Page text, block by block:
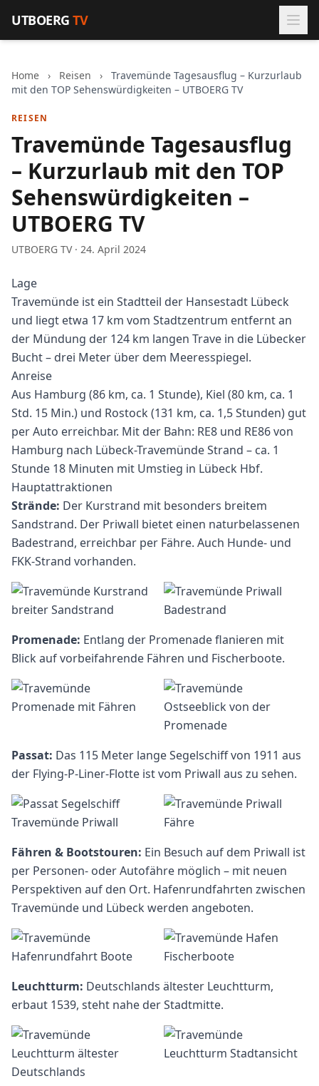
UTBOERGTV
Home › Reisen ›
Travemünde Tagesausflug – Kurzurlaub
mit den TOP Sehenswürdigkeiten – UTBOERG TV
REISEN
Travemünde Tagesausflug
– Kurzurlaub mit den TOP
Sehenswürdigkeiten –
UTBOERG TV
UTBOERG TV · 24. April 2024
Lage
Travemünde ist ein Stadtteil der Hansestadt Lübeck
und liegt etwa 17 km vom Stadtzentrum entfernt an
der Mündung der 124 km langen Trave in die Lübecker
Bucht – drei Meter über dem Meeresspiegel.
Anreise
Aus Hamburg (86 km, ca. 1 Stunde), Kiel (80 km, ca. 1
Std. 15 Min.) und Rostock (131 km, ca. 1,5 Stunden) gut
per Auto erreichbar. Mit der Bahn: RE8 und RE86 von
Hamburg nach Lübeck-Travemünde Strand – ca. 1
Stunde 18 Minuten mit Umstieg in Lübeck Hbf.
Hauptattraktionen
Strände: Der Kurstrand mit besonders breitem
Sandstrand. Der Priwall bietet einen naturbelassenen
Badestrand, erreichbar per Fähre. Auch Hunde- und
FKK-Strand vorhanden.
Promenade: Entlang der Promenade flanieren mit
Blick auf vorbeifahrende Fähren und Fischerboote.
Passat: Das 115 Meter lange Segelschiff von 1911 aus
der Flying-P-Liner-Flotte ist vom Priwall aus zu sehen.
Fähren & Bootstouren: Ein Besuch auf dem Priwall ist
per Personen- oder Autofähre möglich – mit neuen
Perspektiven auf den Ort. Hafenrundfahrten zwischen
Travemünde und Lübeck werden angeboten.
Leuchtturm: Deutschlands ältester Leuchtturm,
erbaut 1539, steht nahe der Stadtmitte.